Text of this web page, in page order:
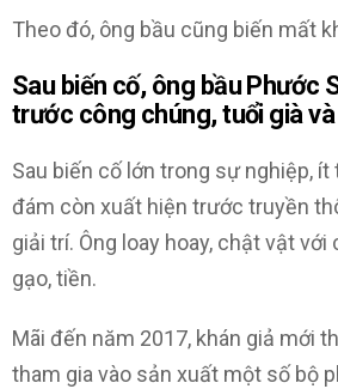
Theo đó, ông bầu cũng biến mất
Sau biến cố, ông bầu Phước
trước công chúng, tuổi già
Sau biến cố lớn trong sự nghiệp,
đám còn xuất hiện trước truyền
giải trí. Ông loay hoay, chật vật với
gạo, tiền.
Mãi đến năm 2017, khán giả mới
tham gia vào sản xuất một số bộ